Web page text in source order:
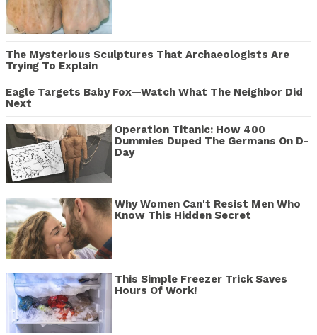
The Mysterious Sculptures That Archaeologists Are
Trying To Explain
Eagle Targets Baby Fox—Watch What The Neighbor Did
Next
Operation Titanic: How 400
Dummies Duped The Germans On D-
Day
Why Women Can't Resist Men Who
Know This Hidden Secret
This Simple Freezer Trick Saves
Hours Of Work!